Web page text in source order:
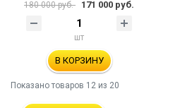
180 000 руб. 171 000 руб.
шт
В КОРЗИНУ
Показано товаров 12 из 20